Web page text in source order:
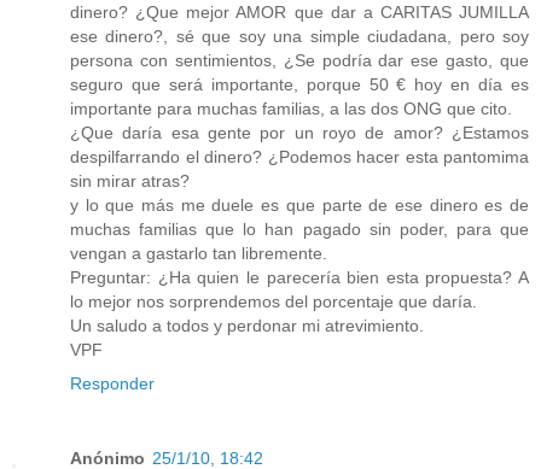
dinero? ¿Que mejor AMOR que dar a CARITAS JUMILLA
ese dinero?, sé que soy una simple ciudadana, pero soy
persona con sentimientos, ¿Se podría dar ese gasto, que
seguro que será importante, porque 50 € hoy en día es
importante para muchas familias, a las dos ONG que cito.
¿Que daría esa gente por un royo de amor? ¿Estamos
despilfarrando el dinero? ¿Podemos hacer esta pantomima
sin mirar atras?
y lo que más me duele es que parte de ese dinero es de
muchas familias que lo han pagado sin poder, para que
vengan a gastarlo tan libremente.
Preguntar: ¿Ha quien le parecería bien esta propuesta? A
lo mejor nos sorprendemos del porcentaje que daría.
Un saludo a todos y perdonar mi atrevimiento.
VPF
Responder
Anónimo 25/1/10, 18:42